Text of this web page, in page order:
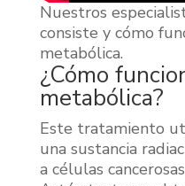
Nuestros
consiste y cómo
metabólica.
¿Cómo
metabólica?
Este tratamiento
una sustancia
a células